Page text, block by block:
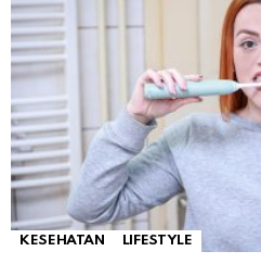
KESEHATAN LIFESTYLE